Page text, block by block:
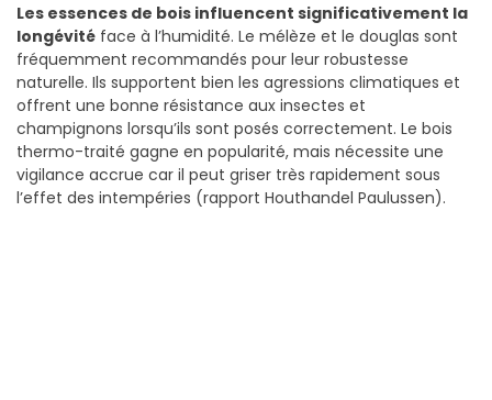
Les essences de bois influencent significativement la
longévité face à l’humidité. Le mélèze et le douglas sont
fréquemment recommandés pour leur robustesse
naturelle. Ils supportent bien les agressions climatiques et
offrent une bonne résistance aux insectes et
champignons lorsqu’ils sont posés correctement. Le bois
thermo-traité gagne en popularité, mais nécessite une
vigilance accrue car il peut griser très rapidement sous
l’effet des intempéries (rapport Houthandel Paulussen).